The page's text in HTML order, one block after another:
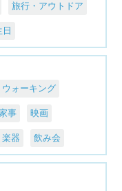
旅行・アウトドア
ォーキング
事 映画
器 飲み会